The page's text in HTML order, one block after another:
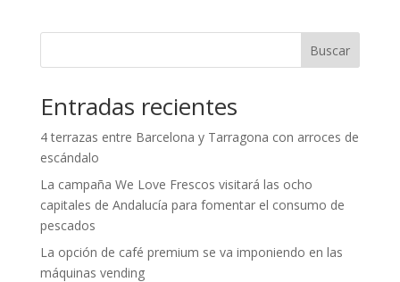
Buscar
Entradas recientes
4 terrazas entre Barcelona y Tarragona con arroces de
escándalo
La campaña We Love Frescos visitará las ocho
capitales de Andalucía para fomentar el consumo de
pescados
La opción de café premium se va imponiendo en las
máquinas vending